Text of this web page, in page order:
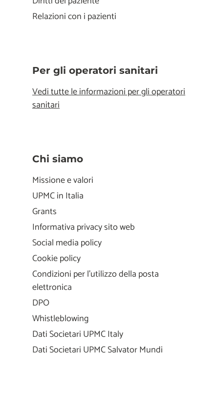
Relazioni con i pazienti
Per gli operatori sanitari
Vedi tutte le informazioni per gli operatori
sanitari
Chi siamo
Missione e valori
UPMC in Italia
Grants
Informativa privacy sito web
Social media policy
Cookie policy
Condizioni per l'utilizzo della posta
elettronica
DPO
Whistleblowing
Dati Societari UPMC Italy
Dati Societari UPMC Salvator Mundi